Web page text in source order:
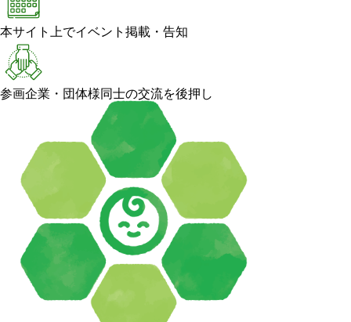
本サイト上でイベント掲載・告知
参画企業・団体様同士の交流を後押し